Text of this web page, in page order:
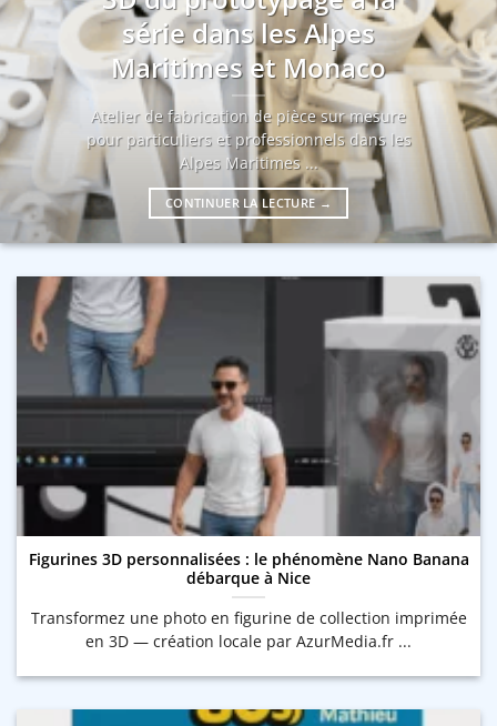
série dans les Alpes
Maritimes et Monaco
Atelier de fabrication de pièce sur mesure
pour particuliers et professionnels dans les
Alpes Maritimes ...
CONTINUER LA LECTURE →
Figurines 3D personnalisées : le phénomène Nano Banana
débarque à Nice
Transformez une photo en figurine de collection imprimée
en 3D — création locale par AzurMedia.fr ...